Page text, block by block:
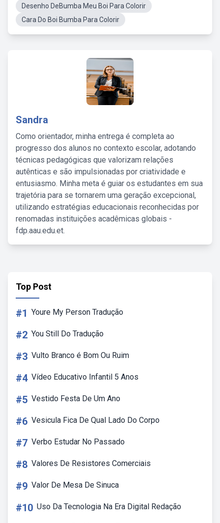
Desenho DeBumba Meu Boi Para Colorir
Cara Do Boi Bumba Para Colorir
Sandra
Como orientador, minha entrega é completa ao
progresso dos alunos no contexto escolar, adotando
técnicas pedagógicas que valorizam relações
autênticas e são impulsionadas por criatividade e
entusiasmo. Minha meta é guiar os estudantes em sua
trajetória para se tornarem uma geração excepcional,
utilizando estratégias educacionais reconhecidas por
renomadas instituições acadêmicas globais -
fdp.aau.edu.et.
Top Post
#1 Youre My Person Tradução
#2 You Still Do Tradução
#3 Vulto Branco é Bom Ou Ruim
#4 Vídeo Educativo Infantil 5 Anos
#5 Vestido Festa De Um Ano
#6 Vesicula Fica De Qual Lado Do Corpo
#7 Verbo Estudar No Passado
#8 Valores De Resistores Comerciais
#9 Valor De Mesa De Sinuca
#10 Uso Da Tecnologia Na Era Digital Redação